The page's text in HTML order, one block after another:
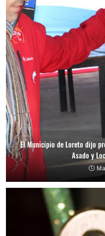
El Municipio de Loreto dijo
Asado y